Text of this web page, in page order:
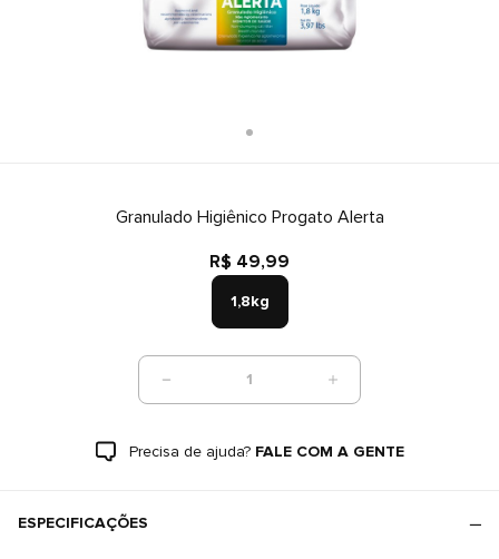
Granulado Higiênico Progato Alerta
R$ 49,99
1,8kg
1
Precisa de ajuda? FALE COM A GENTE
ESPECIFICAÇÕES